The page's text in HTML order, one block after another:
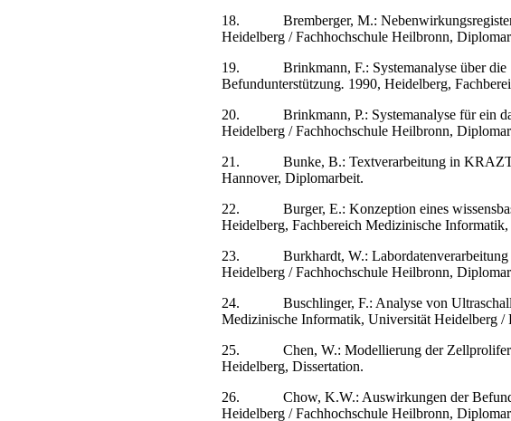
18.
Bremberger, M.:
Heidelberg / Fachhochschule Heilbronn,
19.
Brinkmann, F.: Systemanalyse über
Befundunterstützung. 1990, Heidelberg,
20.
Brinkmann, P.: Systemanalyse für ein
Heidelberg / Fachhochschule Heilbronn,
21.
Bunke, B.: Textverarbeitung in
Hannover, Diplomarbeit.
22.
Burger, E.: Konzeption eines
Heidelberg, Fachbereich Medizinische
23.
Burkhardt, W.:
Heidelberg / Fachhochschule Heilbronn,
24.
Buschlinger, F.: Analyse von
Medizinische Informatik, Universität Heidelberg
25.
Chen, W.: Modellierung der
Heidelberg, Dissertation.
26.
Chow, K.W.: Auswirkungen der
Heidelberg / Fachhochschule Heilbronn,